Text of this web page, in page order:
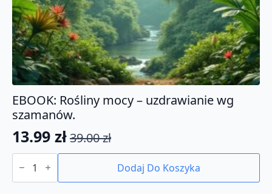
EBOOK: Rośliny mocy – uzdrawianie wg
szamanów.
39.00zł
Pierwotna
cena
wynosiła:
13.99 zł
Aktualna
cena
wynosi:
ilość
EBOOK:
mocy
Dodaj Do Koszyka